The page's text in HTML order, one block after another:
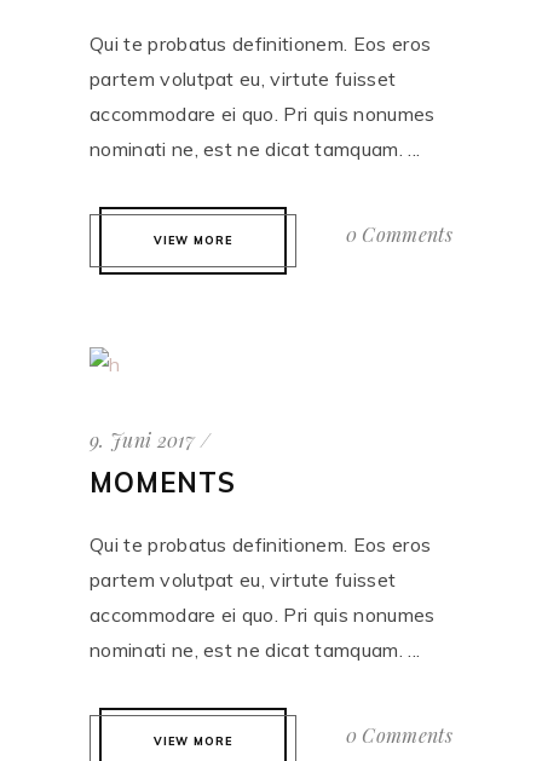
Qui te probatus definitionem. Eos eros
partem volutpat eu, virtute fuisset
accommodare ei quo. Pri quis nonumes
nominati ne, est ne dicat tamquam. ...
VIEW MORE 0 Comments
9. Juni 2017
MOMENTS
Qui te probatus definitionem. Eos eros
partem volutpat eu, virtute fuisset
accommodare ei quo. Pri quis nonumes
nominati ne, est ne dicat tamquam. ...
VIEW MORE 0 Comments